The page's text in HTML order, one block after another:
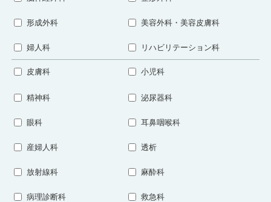
形成外科 美容外科・美容皮膚科
婦人科 リハビリテーション科
皮膚科 小児科
精神科 泌尿器科
眼科 耳鼻咽喉科
産婦人科 透析
放射線科 麻酔科
病理診断科 救急科